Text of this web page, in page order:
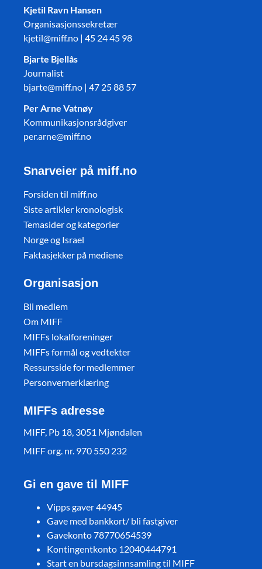
Kjetil Ravn Hansen
Organisasjonssekretær
kjetil@miff.no | 45 24 45 98
Bjarte Bjellås
Journalist
bjarte@miff.no | 47 25 88 57
Per Arne Vatnøy
Kommunikasjonsrådgiver
per.arne@miff.no
Snarveier på miff.no
Forsiden til miff.no
Siste artikler kronologisk
Temasider og kategorier
Norge og Israel
Faktasjekker på mediene
Organisasjon
Bli medlem
Om MIFF
MIFFs lokalforeninger
MIFFs formål og vedtekter
Ressursside for medlemmer
Personvernerklæring
MIFFs adresse
MIFF, Pb 18, 3051 Mjøndalen
MIFF org. nr. 970 550 232
Gi en gave til MIFF
Vipps gaver 44945
Gave med bankkort/ bli fastgiver
Gavekonto 78770654539
Kontingentkonto 12040444791
Start en bursdagsinnsamling til MIFF